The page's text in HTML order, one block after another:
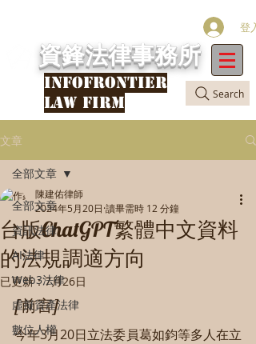
Search
登入
資鋒法律事務所
INFOFRONTIER
LAW FIRM
文章
全部文章
資訊法律
AI法律
Web3法律
虛擬資產法律
數位人權
全部文章
台版ChatGPT繁體中文資料
的法規調適方向
陳建佑律師
2024年5月20日 讀畢需時 12 分鐘
已更新：7月26日
[前言]
今年3月20日立法委員葛如鈞等多人在立